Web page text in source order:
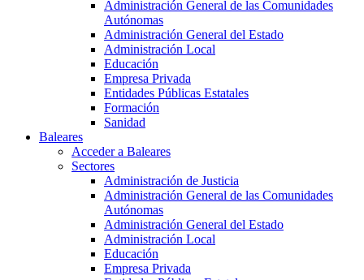
Administración General de las Comunidades
Autónomas
Administración General del Estado
Administración Local
Educación
Empresa Privada
Entidades Públicas Estatales
Formación
Sanidad
Baleares
Acceder a Baleares
Sectores
Administración de Justicia
Administración General de las Comunidades
Autónomas
Administración General del Estado
Administración Local
Educación
Empresa Privada